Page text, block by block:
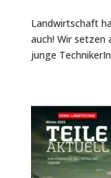
Landwirtschaft
auch! Wir setzen
junge